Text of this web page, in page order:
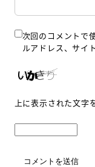
次回のコメントで
ルアドレス、サイ
上に表示された文字